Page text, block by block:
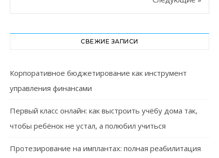
СВЕЖИЕ ЗАПИСИ
Корпоративное бюджетирование как инструмент
управления финансами
Первый класс онлайн: как выстроить учёбу дома так,
чтобы ребёнок не устал, а полюбил учиться
Протезирование на имплантах: полная реабилитация